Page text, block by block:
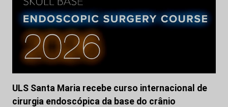
ULS Santa Maria recebe curso internacional de
cirurgia endoscópica da base do crânio